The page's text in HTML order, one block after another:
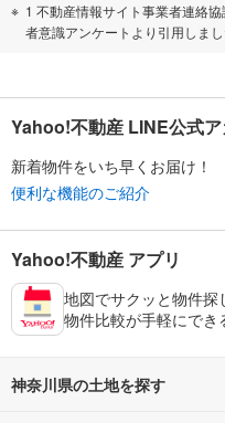
1 不動産情報サイト事業者連絡
者意識アンケートより引用しまし
Yahoo!不動産 LINE公式ア
新着物件をいち早くお届け！
便利な機能のご紹介
Yahoo!不動産 アプリ
地図でサクッと物件探
物件比較が手軽にでき
神奈川県の土地を探す